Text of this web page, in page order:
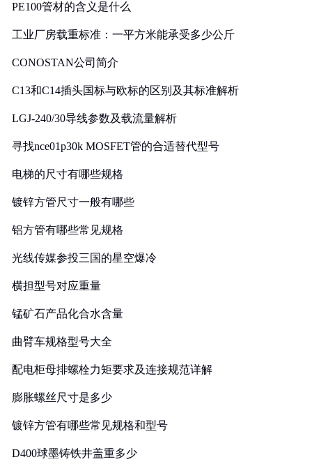
PE100管材的含义是什么
工业厂房载重标准：一平方米能承受多少公斤
CONOSTAN公司简介
C13和C14插头国标与欧标的区别及其标准解析
LGJ-240/30导线参数及载流量解析
寻找nce01p30k MOSFET管的合适替代型号
电梯的尺寸有哪些规格
镀锌方管尺寸一般有哪些
铝方管有哪些常见规格
光线传媒参投三国的星空爆冷
横担型号对应重量
锰矿石产品化合水含量
曲臂车规格型号大全
配电柜母排螺栓力矩要求及连接规范详解
膨胀螺丝尺寸是多少
镀锌方管有哪些常见规格和型号
D400球墨铸铁井盖重多少